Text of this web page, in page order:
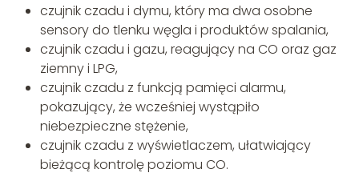
czujnik czadu i dymu, który ma dwa osobne
sensory do tlenku węgla i produktów spalania,
czujnik czadu i gazu, reagujący na CO oraz gaz
ziemny i LPG,
czujnik czadu z funkcją pamięci alarmu,
pokazujący, że wcześniej wystąpiło
niebezpieczne stężenie,
czujnik czadu z wyświetlaczem, ułatwiający
bieżącą kontrolę poziomu CO.